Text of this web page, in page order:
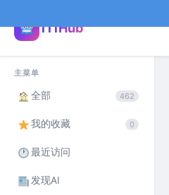
111Hub
主菜单
全部 462
我的收藏 0
最近访问
发现AI